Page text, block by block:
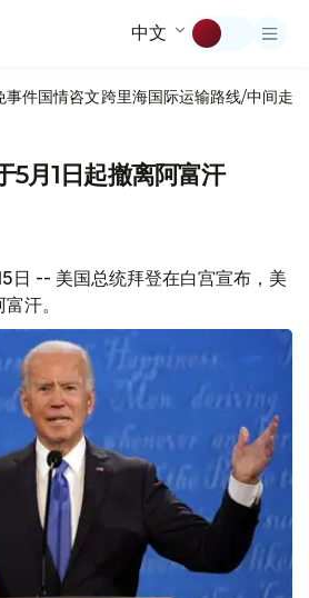
中文
事件国情咨文跨里海国际运输路线/中间走廊
5月1日起撤离阿富汗
日 -- 美国总统拜登在白宫宣布，美
汗。